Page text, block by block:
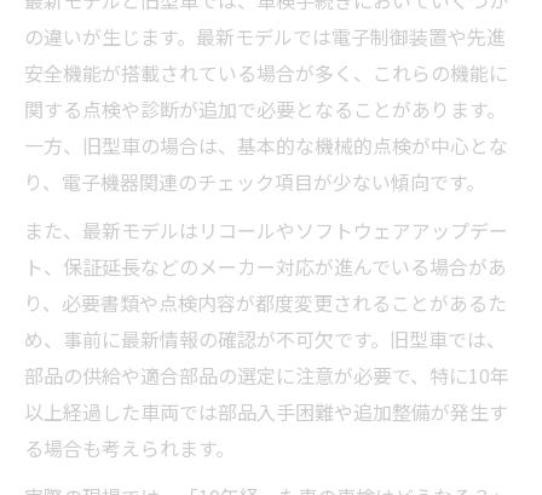
の違いが生じます。最新モデルでは電子制御装置や先進
安全機能が搭載されている場合が多く、これらの機能に
関する点検や診断が追加で必要となることがあります。
一方、旧型車の場合は、基本的な機械的点検が中心とな
り、電子機器関連のチェック項目が少ない傾向です。
また、最新モデルはリコールやソフトウェアアップデー
ト、保証延長などのメーカー対応が進んでいる場合があ
り、必要書類や点検内容が都度変更されることがあるた
め、事前に最新情報の確認が不可欠です。旧型車では、
部品の供給や適合部品の選定に注意が必要で、特に10年
以上経過した車両では部品入手困難や追加整備が発生す
る場合も考えられます。